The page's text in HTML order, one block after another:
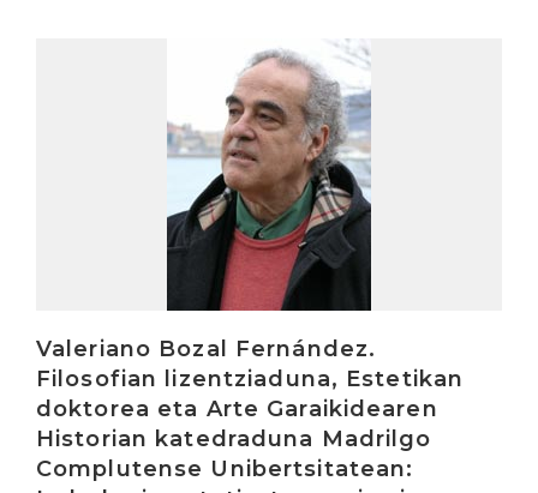
Valeriano Bozal Fernández.
Filosofian lizentziaduna, Estetikan
doktorea eta Arte Garaikidearen
Historian katedraduna Madrilgo
Complutense Unibertsitatean: